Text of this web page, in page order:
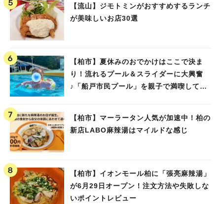
【流山】ジモトミンがおすすめするランチ
が美味しいお店30選
【柏市】夏休みのおでかけはここで決ま
り！流れるプール＆スライダーに大興奮
♪「船戸市民プール」を親子で満喫してき
【柏市】マーラータン人気が加速中！柏の
新店LABO麻辣湯はマイルドな感じ
【柏市】イオンモール柏に「張亮麻辣湯」
が6月29日オープン！注文方法や失敗しな
いポイントレビュー